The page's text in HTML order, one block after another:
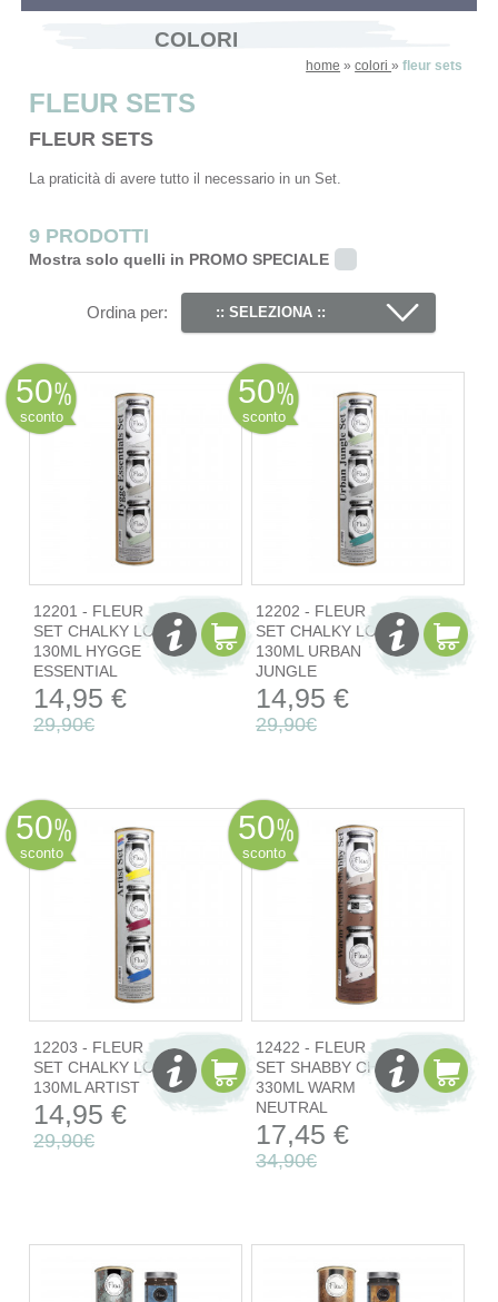
COLORI
home »colori»fleur sets
FLEUR SETS
FLEUR SETS
La praticità di avere tutto il necessario in un Set.
9 PRODOTTI
Mostra solo quelli in PROMO SPECIALE
Ordina per: :: SELEZIONA ::
50
sconto
12201 - FLEUR
SET CHALKY LOOK
130ML HYGGE
ESSENTIAL
14,95 €
29,90€
50
sconto
12202 - FLEUR
SET CHALKY LOOK
130ML URBAN
JUNGLE
14,95 €
29,90€
50
sconto
12203 - FLEUR
SET CHALKY LOOK
130ML ARTIST
14,95 €
29,90€
50
sconto
12422 - FLEUR
SET SHABBY CHIC
330ML WARM
NEUTRAL
17,45 €
34,90€